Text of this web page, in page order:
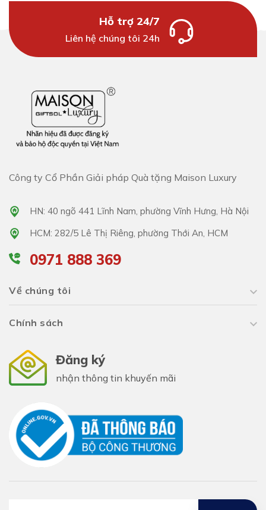
Hỗ trợ 24/7
Liên hệ chúng tôi 24h
Công ty Cổ Phần Giải pháp Quà tặng Maison Luxury
HN: 40 ngõ 441 Lĩnh Nam, phường Vĩnh Hưng, Hà Nội
HCM: 282/5 Lê Thị Riêng, phường Thới An, HCM
0971 888 369
Về chúng tôi
Chính sách
Đăng ký
nhận thông tin khuyến mãi